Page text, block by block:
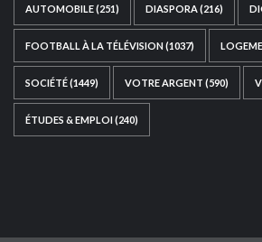
AUTOMOBILE(251) DIASPORA (216)
FOOTBALL À LA TÉLÉVISION(1037)
SOCIÉTÉ(1449) VOTRE ARGENT (590)
ÉTUDES & EMPLOI(240)